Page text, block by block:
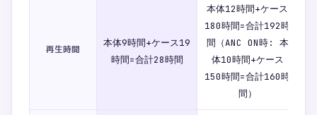
再生時間
本体9時間+ケース19
時間=合計28時間
本体12時間+ケース
180時間=合計192時
間（ANC ON時: 本
体10時間+ケース
150時間=合計160時
間）